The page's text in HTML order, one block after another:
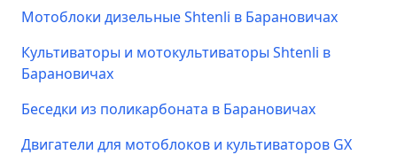
Мотоблоки дизельные Shtenli в Барановичах
Культиваторы и мотокультиваторы Shtenli в
Барановичах
Беседки из поликарбоната в Барановичах
Двигатели для мотоблоков и культиваторов GX